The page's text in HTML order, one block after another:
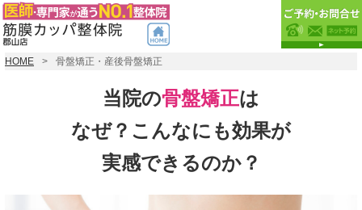
HOME 骨盤矯正・産後骨盤矯正
当院の骨盤矯正は
なぜ？こんなにも効果が
実感できるのか？